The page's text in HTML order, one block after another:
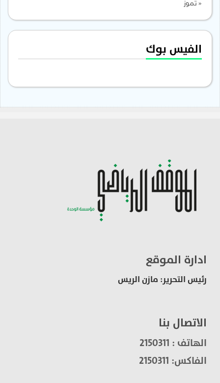
« تموز
الفيس بوك
ادارة الموقع
رئيس التحرير: مازن الريس
الاتصال بنا
الهاتف : 2150311
الفاكس: 2150311